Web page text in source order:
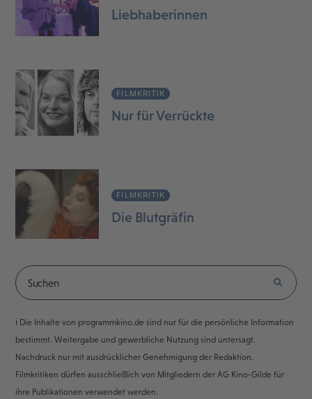
Liebhaberinnen
FILMKRITIK
Nur für Verrückte
FILMKRITIK
Die Blutgräfin
ℹ️ Die Inhalte von programmkino.de sind nur für die persönliche Information
bestimmt. Weitergabe und gewerbliche Nutzung sind untersagt.
Nachdruck nur mit ausdrücklicher Genehmigung der Redaktion.
Filmkritiken dürfen ausschließlich von Mitgliedern der AG Kino-Gilde für
ihre Publikationen verwendet werden.